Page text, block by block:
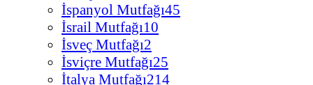
İspanyol Mutfağı45
İsrail Mutfağı10
İsveç Mutfağı2
İsviçre Mutfağı25
İtalya Mutfağı214